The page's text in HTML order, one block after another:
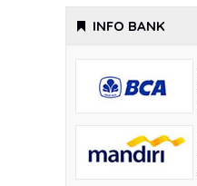
INFO BANK